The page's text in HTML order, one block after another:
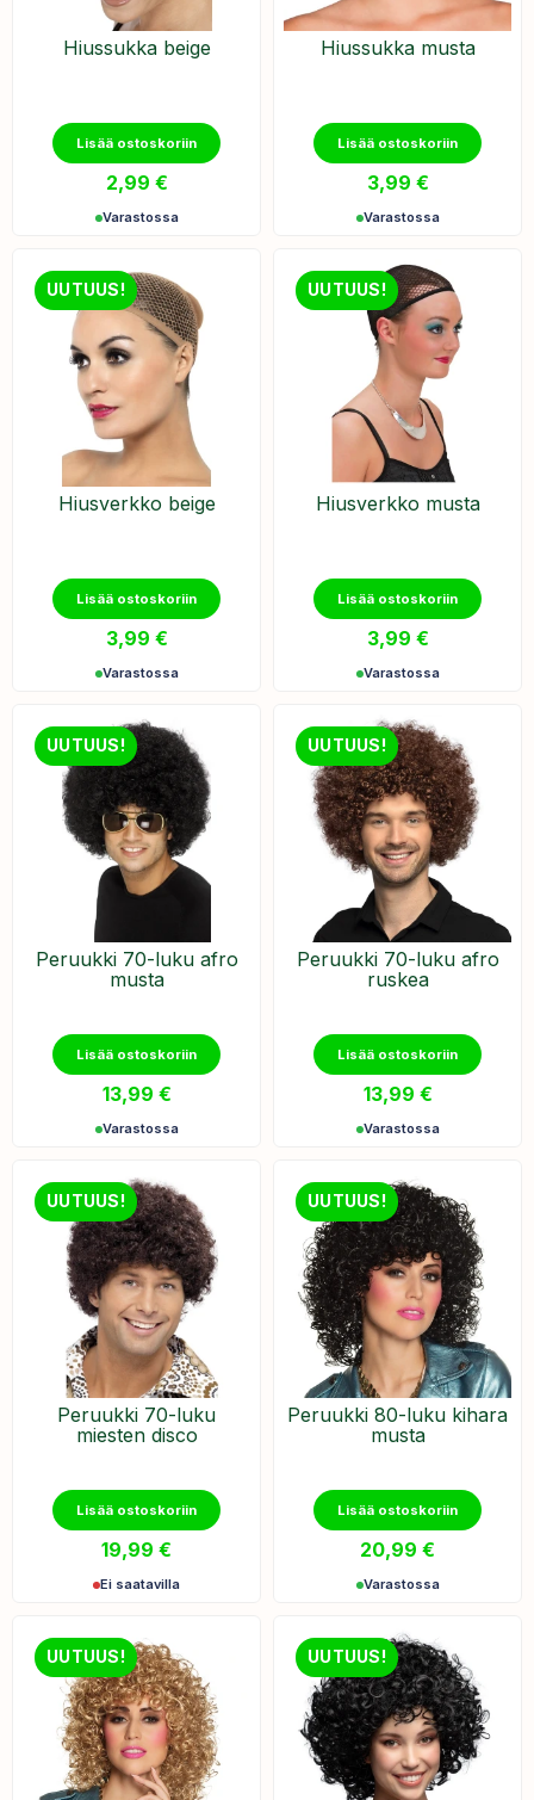
Hiussukka beige
Lisää ostoskoriin
2,99 €
Varastossa
Hiussukka musta
Lisää ostoskoriin
3,99 €
Varastossa
UUTUUS!
Hiusverkko beige
Lisää ostoskoriin
3,99 €
Varastossa
UUTUUS!
Hiusverkko musta
Lisää ostoskoriin
3,99 €
Varastossa
UUTUUS!
Peruukki 70-luku afro
musta
Lisää ostoskoriin
13,99 €
Varastossa
UUTUUS!
Peruukki 70-luku afro
ruskea
Lisää ostoskoriin
13,99 €
Varastossa
UUTUUS!
Peruukki 70-luku
miesten disco
Lisää ostoskoriin
19,99 €
Ei saatavilla
UUTUUS!
Peruukki 80-luku kihara
musta
Lisää ostoskoriin
20,99 €
Varastossa
UUTUUS! UUTUUS!